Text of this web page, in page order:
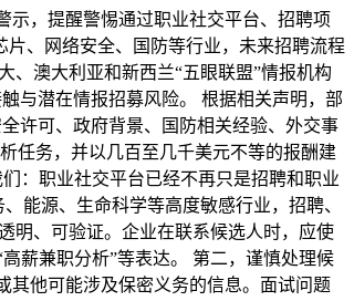
示，提醒警惕通过职业社交平台、招聘项
、网络安全、国防等行业，未来招聘流程
、澳大利亚和新西兰“五眼联盟”情报机构
与潜在情报招募风险。 根据相关声明，部
许可、政府背景、国防相关经验、外交事
任务，并以几百至几千美元不等的报酬建
：职业社交平台已经不再只是招聘和职业
能源、生命科学等高度敏感行业，招聘、
明、可验证。企业在联系候选人时，应使
薪兼职分析”等表达。 第二，谨慎处理候
其他可能涉及保密义务的信息。面试问题